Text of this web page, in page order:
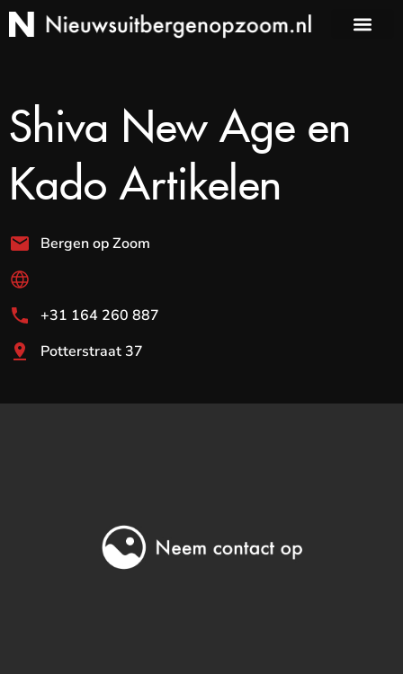
Shiva New Age en
Kado Artikelen
Bergen op Zoom
+31 164 260 887
Potterstraat 37